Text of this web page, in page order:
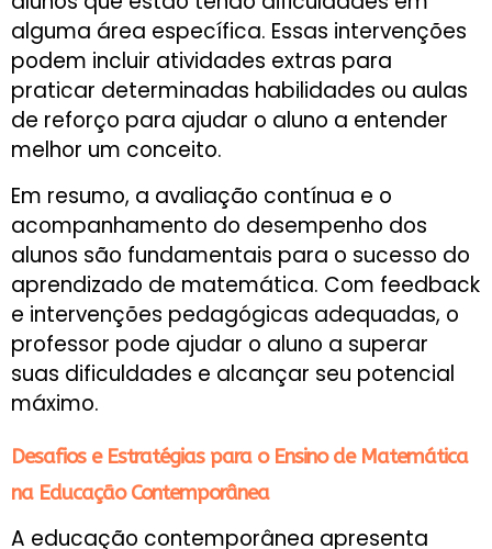
alguma área específica. Essas intervenções
podem incluir atividades extras para
praticar determinadas habilidades ou aulas
de reforço para ajudar o aluno a entender
melhor um conceito.
Em resumo, a avaliação contínua e o
acompanhamento do desempenho dos
alunos são fundamentais para o sucesso do
aprendizado de matemática. Com feedback
e intervenções pedagógicas adequadas, o
professor pode ajudar o aluno a superar
suas dificuldades e alcançar seu potencial
máximo.
Desafios e Estratégias para o Ensino de Matemática
na Educação Contemporânea
A educação contemporânea apresenta